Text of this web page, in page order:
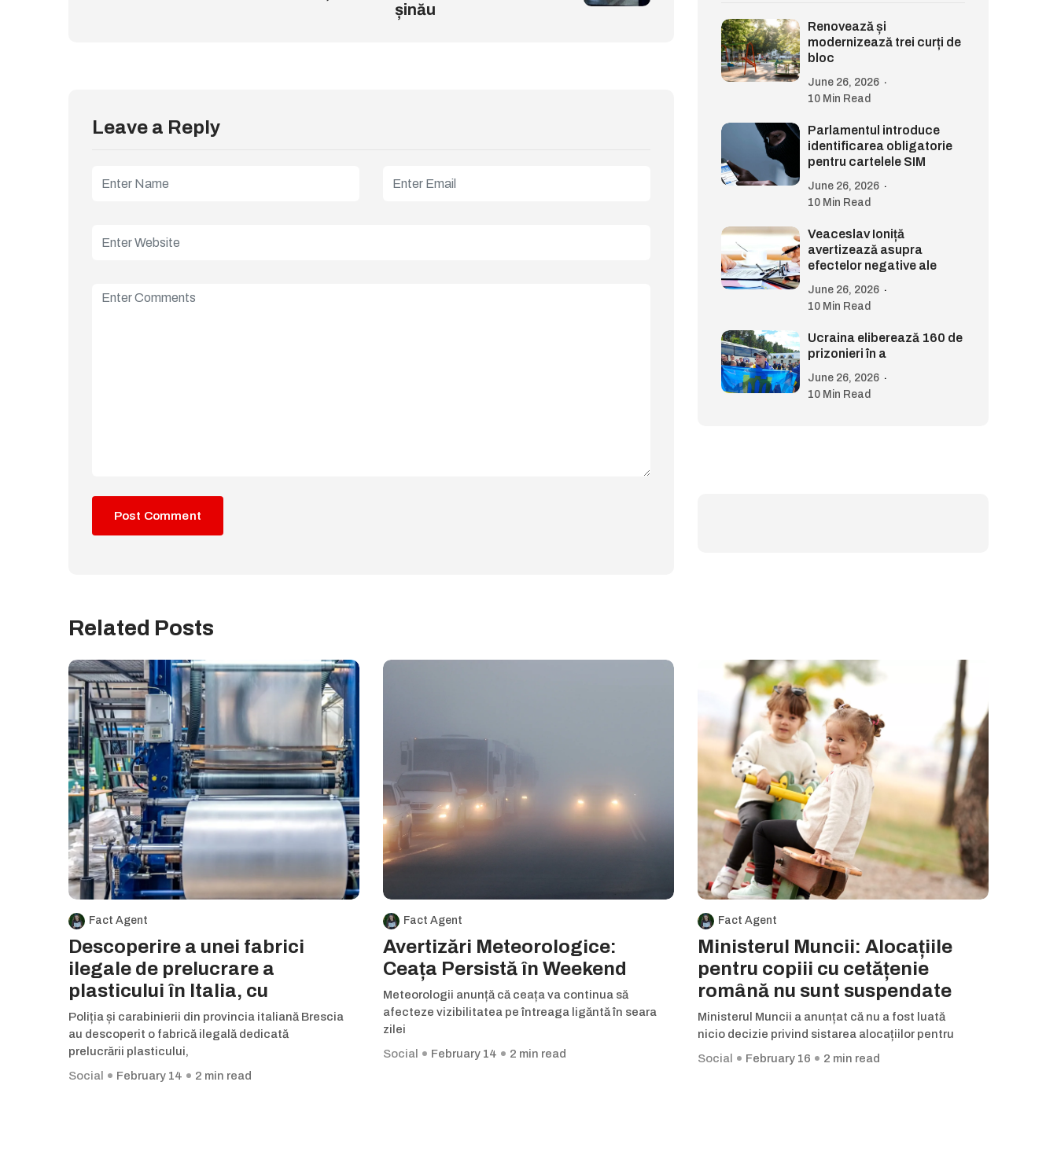
șinău
Leave a Reply
Renovează și
modernizează trei curți de
bloc
June 26, 2026
10 Min Read
Parlamentul introduce
identificarea obligatorie
pentru cartelele SIM
June 26, 2026
10 Min Read
Veaceslav Ioniță
avertizează asupra
efectelor negative ale
June 26, 2026
10 Min Read
Ucraina eliberează 160 de
prizonieri în a
June 26, 2026
10 Min Read
Related Posts
Fact Agent
Descoperire a unei fabrici
ilegale de prelucrare a
plasticului în Italia, cu
Poliția și carabinierii din provincia italiană Brescia
au descoperit o fabrică ilegală dedicată
prelucrării plasticului,
Social
February 14 2 min read
Fact Agent
Avertizări Meteorologice:
Ceața Persistă în Weekend
Meteorologii anunță că ceața va continua să
afecteze vizibilitatea pe întreaga ligăntă în seara
zilei
Social
February 14 2 min read
Fact Agent
Ministerul Muncii: Alocațiile
pentru copiii cu cetățenie
română nu sunt suspendate
Ministerul Muncii a anunțat că nu a fost luată
nicio decizie privind sistarea alocațiilor pentru
Social
February 16 2 min read